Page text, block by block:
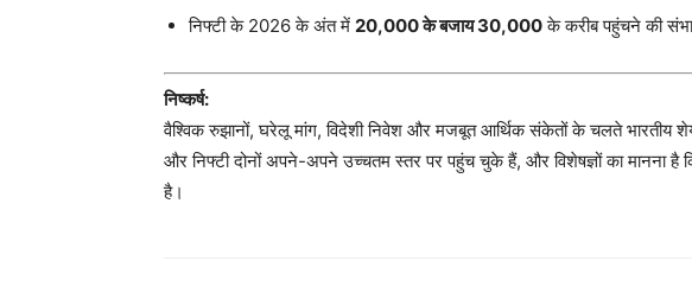
निफ्टी के 2026 के अंत में 20,000 के बजाय 30,000के करीब पहुंचने की
निष्कर्ष:
वैश्विक रुझानों, घरेलू मांग, विदेशी निवेश और मजबूत आर्थिक संकेतों के चलते भारतीय
और निफ्टी दोनों अपने-अपने उच्चतम स्तर पर पहुंच चुके हैं, और विशेषज्ञों का मानना है
है।